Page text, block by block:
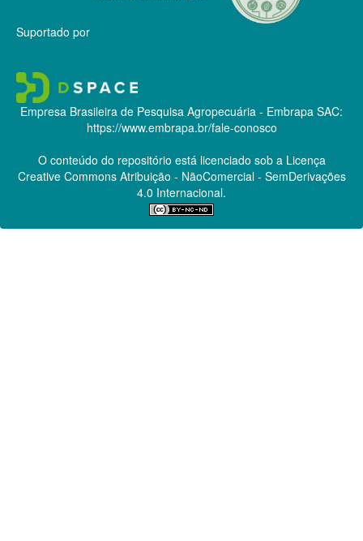
Suportado por
Empresa Brasileira de Pesquisa Agropecuária - Embrapa SAC:
https://www.embrapa.br/fale-conosco
O conteúdo do repositório está licenciado sob a Licença
Creative CommonsAtribuição - NãoComercial - SemDerivações
4.0 Internacional.